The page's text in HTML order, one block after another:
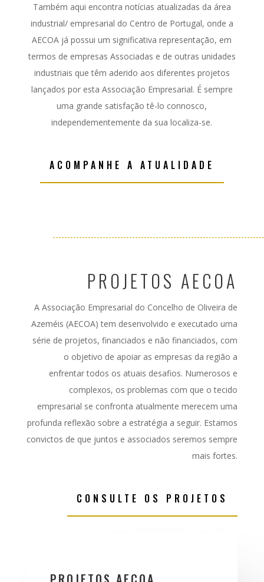
Também aqui encontra notícias atualizadas da área
industrial/ empresarial do Centro de Portugal, onde a
AECOA já possui um significativa representação, em
termos de empresas Associadas e de outras unidades
industriais que têm aderido aos diferentes projetos
lançados por esta Associação Empresarial. É sempre
uma grande satisfação tê-lo connosco,
independementemente da sua localiza-se.
ACOMPANHE A ATUALIDADE
PROJETOS AECOA
A Associação Empresarial do Concelho de Oliveira de
Azeméis (AECOA) tem desenvolvido e executado uma
série de projetos, financiados e não financiados, com
o objetivo de apoiar as empresas da região a
enfrentar todos os atuais desafios. Numerosos e
complexos, os problemas com que o tecido
empresarial se confronta atualmente merecem uma
profunda reflexão sobre a estratégia a seguir. Estamos
convictos de que juntos e associados seremos sempre
mais fortes.
CONSULTE OS PROJETOS